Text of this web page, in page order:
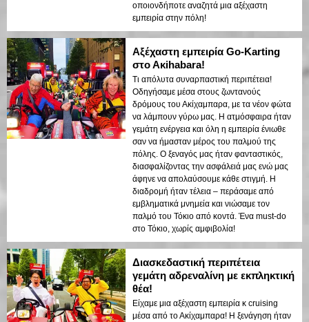
οποιονδήποτε αναζητά μια αξέχαστη
εμπειρία στην πόλη!
Αξέχαστη εμπειρία Go-Karting
στο Ακihabara!
Τι απόλυτα συναρπαστική περιπέτεια!
Οδηγήσαμε μέσα στους ζωντανούς
δρόμους του Ακίχαμπαρα, με τα νέον φώτα
να λάμπουν γύρω μας. Η ατμόσφαιρα ήταν
γεμάτη ενέργεια και όλη η εμπειρία ένιωθε
σαν να ήμασταν μέρος του παλμού της
πόλης. Ο ξεναγός μας ήταν φανταστικός,
διασφαλίζοντας την ασφάλειά μας ενώ μας
άφηνε να απολαύσουμε κάθε στιγμή. Η
διαδρομή ήταν τέλεια – περάσαμε από
εμβληματικά μνημεία και νιώσαμε τον
παλμό του Τόκιο από κοντά. Ένα must-do
στο Τόκιο, χωρίς αμφιβολία!
Διασκεδαστική περιπέτεια
γεμάτη αδρεναλίνη με εκπληκτική
θέα!
Είχαμε μια αξέχαστη εμπειρία κ cruising
μέσα από το Ακίχαμπαρα! Η ξενάγηση ήταν